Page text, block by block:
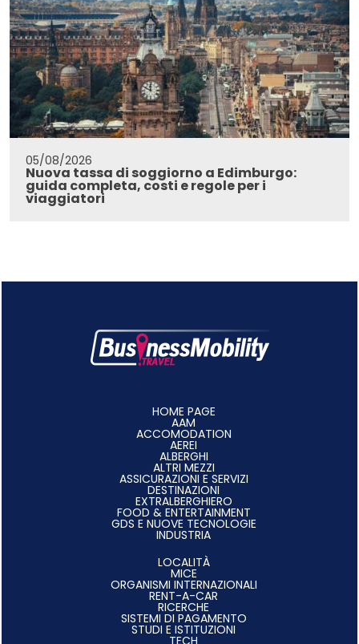
05/08/2026
Nuova tassa di soggiorno a Edimburgo:
guida completa, costi e regole per i
viaggiatori
HOME PAGE
AAM
ACCOMODATION
AEREI
ALBERGHI
ALTRI MEZZI
ASSICURAZIONI E SERVIZI
DESTINAZIONI
EXTRALBERGHIERO
FOOD & ENTERTAINMENT
GDS E NUOVE TECNOLOGIE
INDUSTRIA
LOCALITÀ
MICE
ORGANISMI INTERNAZIONALI
RENT-A-CAR
RICERCHE
SISTEMI DI PAGAMENTO
STUDI E ISTITUZIONI